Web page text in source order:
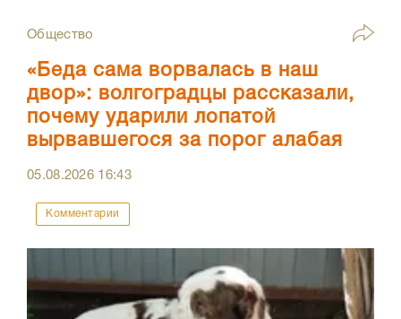
Общество
«Беда сама ворвалась в наш
двор»: волгоградцы рассказали,
почему ударили лопатой
вырвавшегося за порог алабая
05.08.2026 16:43
Комментарии